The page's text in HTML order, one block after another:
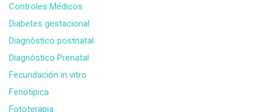
Controles Médicos
Diabetes gestacional
Diagnóstico postnatal
Diagnóstico Prenatal
Fecundación in vitro
Fenotipica
Fototerapia